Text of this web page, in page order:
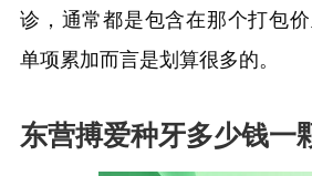
诊，通常都是包含在那个打包
单项累加而言是划算很多的。
东营搏爱种牙多少钱一